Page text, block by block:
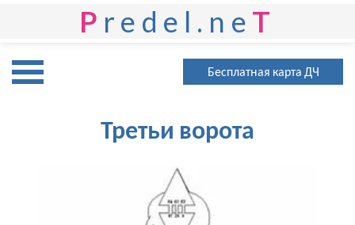
P redel.ne T
Бесплатная карта ДЧ
Третьи ворота